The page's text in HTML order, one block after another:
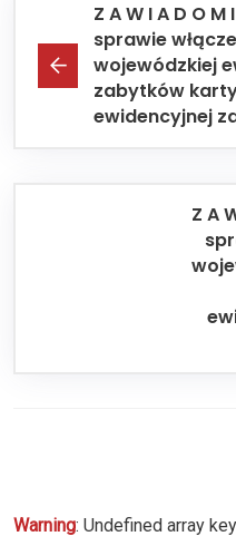
Z A W I A D O M
sprawie
wojewódzkiej
zabytków
ewidencyjnej
Z A
Warning: Undefined array